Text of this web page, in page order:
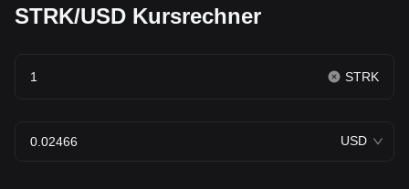
STRK/USD Kursrechner
STRK
USD